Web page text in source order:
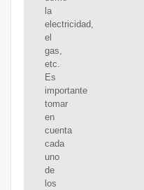
la
electricidad,
el
gas,
etc.
Es
importante
tomar
en
cuenta
cada
uno
de
los